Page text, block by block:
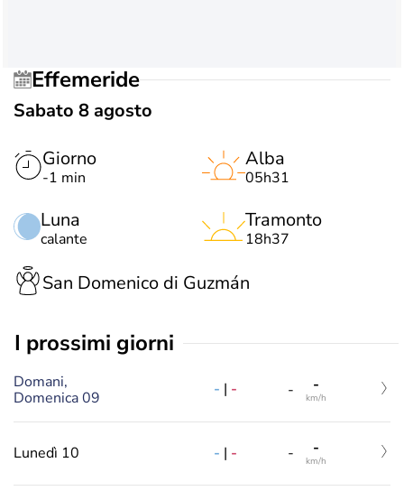
Effemeride
Sabato 8 agosto
Giorno
-1 min
Luna
calante
Alba
05h31
Tramonto
18h37
San Domenico di Guzmán
i prossimi giorni
Domani,
Domenica 09
- | - - -
km/h
Lunedì 10 - | - - -
km/h